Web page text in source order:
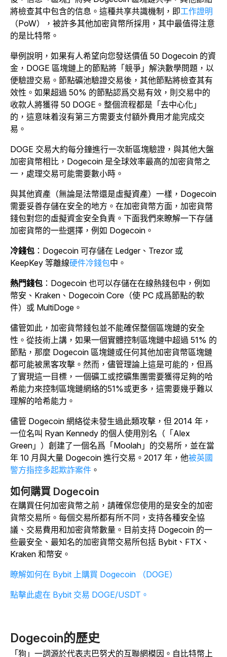
將檢查其中包含的信息。這種共享共識機制， 即工作證明
（PoW），被許多其他加密貨幣所採用，其中最值得注意
的是比特幣。
舉例說明，如果有人希望向您發送價值 50 Dogecoin 的資
金，DOGE 區塊鏈上的節點將「競爭」解決數學問題，以
便驗證交易。節點礦池驗證交易後，其他節點將檢查其有
效性。 如果超過 50% 的節點認爲交易有效，則交易中的
收款人將獲得 50 DOGE。整個流程都是「去中心化」
的，這意味着沒有第三方需要支付額外費用才能完成交
易。
DOGE 交易大約每分鐘進行一次新區塊驗證，與其他大盤
加密貨幣相比，Dogecoin 是全球效率最高的加密貨幣之
一，處理交易可能需要數小時。
與其他資產（無論是法幣還是虛擬資產）一樣，Dogecoin
需要妥善存儲在安全的地方。 在加密貨幣方面，加密貨幣
錢包對您的虛擬資金安全負責。下面我們來瞭解一下存儲
加密貨幣的一些選擇，例如 Dogecoin。
冷錢包 ：Dogecoin 可存儲在 Ledger、Trezor 或
KeepKey 等離線硬件冷錢包中。
熱門錢包 ：Dogecoin 也可以存儲在在線熱錢包中，例如
幣安、Kraken、Dogecoin Core（使 PC 成爲節點的軟
件）或 MultiDoge。
儘管如此，加密貨幣錢包並不能確保整個區塊鏈的安全
性。從技術上講，如果一個實體控制區塊鏈中超過 51% 的
節點，那麼 Dogecoin 區塊鏈或任何其他加密貨幣區塊鏈
都可能被黑客攻擊。 然而，儘管理論上這是可能的，但爲
了實現這一目標，一個礦工或挖礦集團需要獲得足夠的哈
希能力來控制區塊鏈網絡的51%或更多，這需要幾乎難以
理解的哈希能力。
儘管 Dogecoin 網絡從未發生過此類攻擊，但 2014 年，
一位名叫 Ryan Kennedy 的個人使用別名（「Alex
Green」）創建了一個名爲「Moolah」的交易所，並在當
年 10 月與大量 Dogecoin 進行交易。2017 年，他被英國
警方指控多起欺詐案件 。
如何購買 Dogecoin
在購買任何加密貨幣之前，請確保您使用的是安全的加密
貨幣交易所。每個交易所都有所不同，支持各種安全協
議、交易費用和加密貨幣數量。目前支持 Dogecoin 的一
些最安全、最知名的加密貨幣交易所包括 Bybit、FTX、
Kraken 和幣安。
瞭解如何在 Bybit 上購買 Dogecoin （DOGE）
點擊此處在 Bybit 交易 DOGE/USDT。
Dogecoin的歷史
「狗」一詞源於代表志巴努犬的互聯網模因。自比特幣上